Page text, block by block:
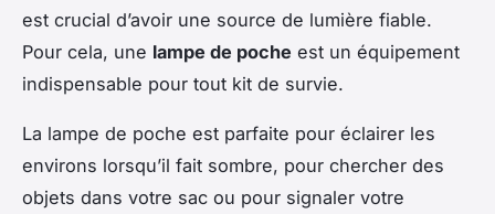
est crucial d’avoir une source de lumière fiable.
Pour cela, une lampe de poche est un équipement
indispensable pour tout kit de survie.
La lampe de poche est parfaite pour éclairer les
environs lorsqu’il fait sombre, pour chercher des
objets dans votre sac ou pour signaler votre